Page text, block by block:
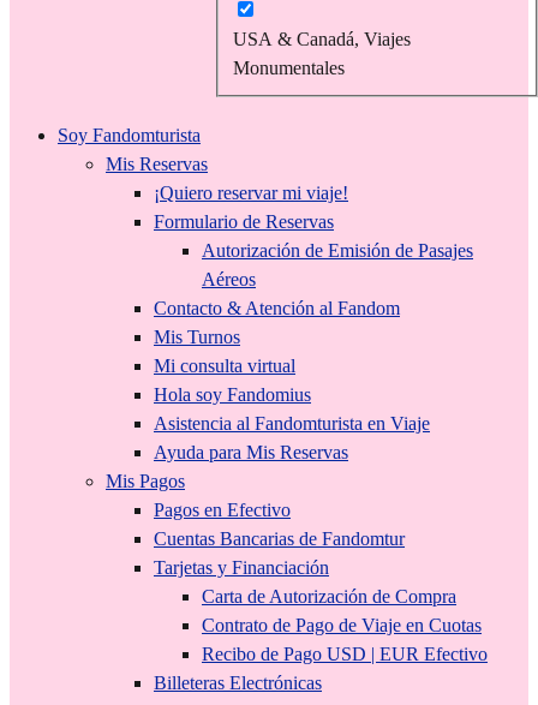
USA & Canadá, Viajes
Monumentales
Soy Fandomturista
Mis Reservas
¡Quiero reservar mi viaje!
Formulario de Reservas
Autorización de Emisión de Pasajes
Aéreos
Contacto & Atención al Fandom
Mis Turnos
Mi consulta virtual
Hola soy Fandomius
Asistencia al Fandomturista en Viaje
Ayuda para Mis Reservas
Mis Pagos
Pagos en Efectivo
Cuentas Bancarias de Fandomtur
Tarjetas y Financiación
Carta de Autorización de Compra
Contrato de Pago de Viaje en Cuotas
Recibo de Pago USD | EUR Efectivo
Billeteras Electrónicas